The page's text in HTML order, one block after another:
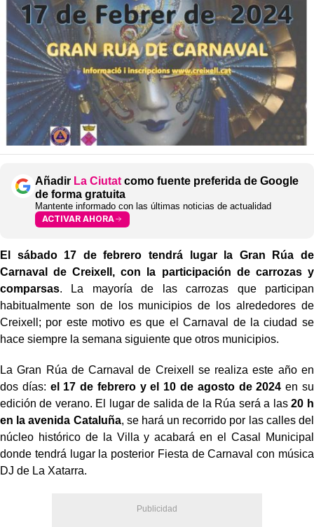
Añadir La Ciutat como fuente preferida de Google
de forma gratuita
Mantente informado con las últimas noticias de actualidad
ACTIVAR AHORA
El sábado 17 de febrero tendrá lugar la Gran Rúa de
Carnaval de Creixell, con la participación de carrozas y
comparsas. La mayoría de las carrozas que participan
habitualmente son de los municipios de los alrededores de
Creixell; por este motivo es que el Carnaval de la ciudad se
hace siempre la semana siguiente que otros municipios.
La Gran Rúa de Carnaval de Creixell se realiza este año en
dos días: el 17 de febrero y el 10 de agosto de 2024 en su
edición de verano. El lugar de salida de la Rúa será a las20 h
en la avenida Cataluña, se hará un recorrido por las calles del
núcleo histórico de la Villa y acabará en el Casal Municipal
donde tendrá lugar la posterior Fiesta de Carnaval con música
DJ de La Xatarra.